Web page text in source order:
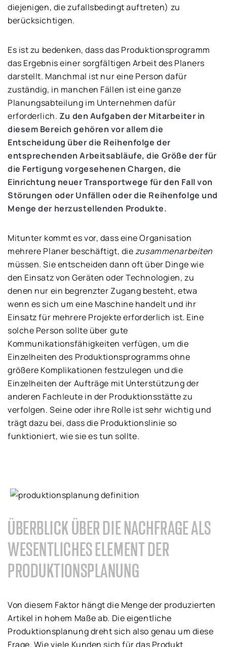
diejenigen, die zufallsbedingt auftreten) zu
berücksichtigen.
Es ist zu bedenken, dass das Produktionsprogramm
das Ergebnis einer sorgfältigen Arbeit des Planers
darstellt. Manchmal ist nur eine Person dafür
zuständig, in manchen Fällen ist eine ganze
Planungsabteilung im Unternehmen dafür
erforderlich. Zu den Aufgaben der Mitarbeiter in
diesem Bereich gehören vor allem die
Entscheidung über die Reihenfolge der
entsprechenden Arbeitsabläufe, die Größe der für
die Fertigung vorgesehenen Chargen, die
Einrichtung neuer Transportwege für den Fall von
Störungen oder Unfällen oder die Reihenfolge und
Menge der herzustellenden Produkte.
Mitunter kommt es vor, dass eine Organisation
mehrere Planer beschäftigt, diezusammenarbeiten
müssen. Sie entscheiden dann oft über Dinge wie
den Einsatz von Geräten oder Technologien, zu
denen nur ein begrenzter Zugang besteht, etwa
wenn es sich um eine Maschine handelt und ihr
Einsatz für mehrere Projekte erforderlich ist. Eine
solche Person sollte über gute
Kommunikationsfähigkeiten verfügen, um die
Einzelheiten des Produktionsprogramms ohne
größere Komplikationen festzulegen und die
Einzelheiten der Aufträge mit Unterstützung der
anderen Fachleute in der Produktionsstätte zu
verfolgen. Seine oder ihre Rolle ist sehr wichtig und
trägt dazu bei, dass die Produktionslinie so
funktioniert, wie sie es tun sollte.
ÜBERBLICK ÜBER DIE NACHFRAGE ALS
WESENTLICHES ELEMENT DER
PRODUKTIONSPLANUNG
Von diesem Faktor hängt die Menge der produzierten
Artikel in hohem Maße ab. Die eigentliche
Produktionsplanung dreht sich also genau um diese
Frage. Wie viele Kunden sich für das Produkt